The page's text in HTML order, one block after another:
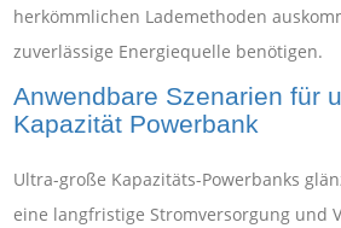
herkömmlichen Lademethoden
zuverlässige Energiequelle benötigen.
Anwendbare Szenarien für
Kapazität Powerbank
Ultra-große Kapazitäts-Powerbanks
eine langfristige Stromversorgung und